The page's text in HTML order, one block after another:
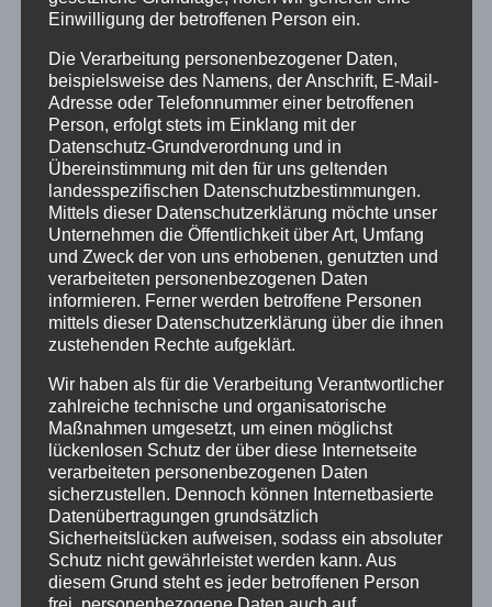
wir uns bei den Elternvertreter*innen und den
Schüler*innen, für ihre wertvollen Beiträge, die
deutlich gemacht haben, dass Berufsorientierung
am Stadtgymnasium gelebt wird!Die Ergebnisse des
Audits erwarten wir mit Spannung und Zuversicht –
und freuen uns schon jetzt darauf, den
eingeschlagenen Weg weiterzugehen.
Text und Foto: Stefanie Klimasch
Neueste Beiträge
Schöne Sommerferien
Sportfest 2026 im Goystadion
Gruß vom Förderverein
Innenhofparty des Kollegiums – Kunst trifft
Gemeinschaft
Exkursionstag der Einführungsphase (EF/11)
Einwilligung der betroffenen Person ein.
Die Verarbeitung personenbezogener Daten,
beispielsweise des Namens, der Anschrift, E-Mail-
Adresse oder Telefonnummer einer betroffenen
Person, erfolgt stets im Einklang mit der
Datenschutz-Grundverordnung und in
Übereinstimmung mit den für uns geltenden
landesspezifischen Datenschutzbestimmungen.
Mittels dieser Datenschutzerklärung möchte unser
Unternehmen die Öffentlichkeit über Art, Umfang
und Zweck der von uns erhobenen, genutzten und
verarbeiteten personenbezogenen Daten
informieren. Ferner werden betroffene Personen
mittels dieser Datenschutzerklärung über die ihnen
zustehenden Rechte aufgeklärt.
Wir haben als für die Verarbeitung Verantwortlicher
zahlreiche technische und organisatorische
Maßnahmen umgesetzt, um einen möglichst
lückenlosen Schutz der über diese Internetseite
verarbeiteten personenbezogenen Daten
sicherzustellen. Dennoch können Internetbasierte
Datenübertragungen grundsätzlich
Sicherheitslücken aufweisen, sodass ein absoluter
Schutz nicht gewährleistet werden kann. Aus
diesem Grund steht es jeder betroffenen Person